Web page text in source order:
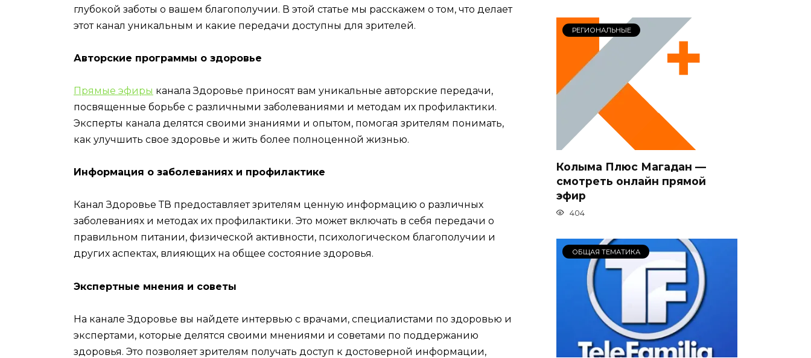
глубокой заботы о вашем благополучии. В этой статье мы расскажем о том, что делает
этот канал уникальным и какие передачи доступны для зрителей.
Авторские программы о здоровье
Прямые эфиры канала Здоровье приносят вам уникальные авторские передачи,
посвященные борьбе с различными заболеваниями и методам их профилактики.
Эксперты канала делятся своими знаниями и опытом, помогая зрителям понимать,
как улучшить свое здоровье и жить более полноценной жизнью.
Информация о заболеваниях и профилактике
Канал Здоровье ТВ предоставляет зрителям ценную информацию о различных
заболеваниях и методах их профилактики. Это может включать в себя передачи о
правильном питании, физической активности, психологическом благополучии и
других аспектах, влияющих на общее состояние здоровья.
Экспертные мнения и советы
На канале Здоровье вы найдете интервью с врачами, специалистами по здоровью и
экспертами, которые делятся своими мнениями и советами по поддержанию
здоровья. Это позволяет зрителям получать доступ к достоверной информации,
РЕГИОНАЛЬНЫЕ
Колыма Плюс Магадан —
смотреть онлайн прямой
эфир
404
ОБЩАЯ ТЕМАТИКА